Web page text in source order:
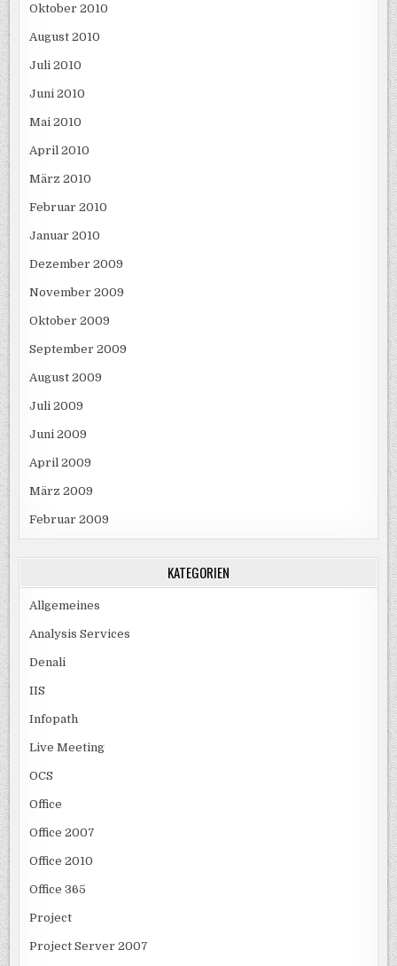
Oktober 2010
August 2010
Juli 2010
Juni 2010
Mai 2010
April 2010
März 2010
Februar 2010
Januar 2010
Dezember 2009
November 2009
Oktober 2009
September 2009
August 2009
Juli 2009
Juni 2009
April 2009
März 2009
Februar 2009
KATEGORIEN
Allgemeines
Analysis Services
Denali
IIS
Infopath
Live Meeting
OCS
Office
Office 2007
Office 2010
Office 365
Project
Project Server 2007